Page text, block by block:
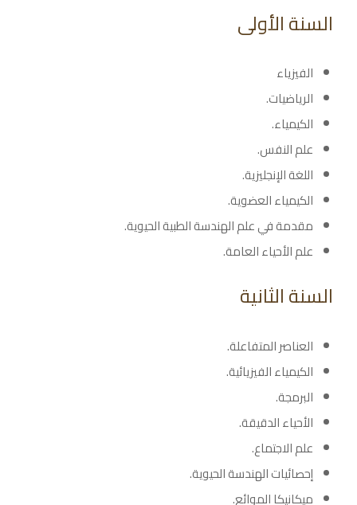
السنة الأولى
الفيزياء
الرياضيات.
الكيمياء.
علم النفس.
اللغة الإنجليزية.
الكيمياء العضوية.
مقدمة في علم الهندسة الطبية الحيوية.
علم الأحياء العامة.
السنة الثانية
العناصر المتفاعلة.
الكيمياء الفيزيائية.
البرمجة.
الأحياء الدقيقة.
علم الاجتماع.
إحصائيات الهندسة الحيوية.
ميكانيكا الموائع.